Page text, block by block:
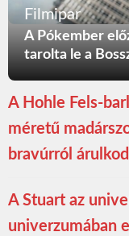
Filmipar
A Pókember
tarolta le a
A Hohle Fels-
méretű
bravúrról
A Stuart az
univerzumában